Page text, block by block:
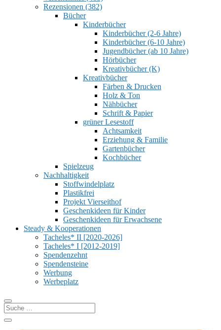
Rezensionen (382)
Bücher
Kinderbücher
Kinderbücher (2-6 Jahre)
Kinderbücher (6-10 Jahre)
Jugendbücher (ab 10 Jahre)
Hörbücher
Kreativbücher (K)
Kreativbücher
Färben & Drucken
Holz & Ton
Nähbücher
Schrift & Papier
grüner Lesestoff
Achtsamkeit
Erziehung & Familie
Gartenbücher
Kochbücher
Spielzeug
Nachhaltigkeit
Stoffwindelplatz
Plastikfrei
Projekt Vierseithof
Geschenkideen für Kinder
Geschenkideen für Erwachsene
Steady & Kooperationen
Tacheles* II [2020-2026]
Tacheles* I [2012-2019]
Spendenzehnt
Spendensteine
Werbung
Werbeplatz